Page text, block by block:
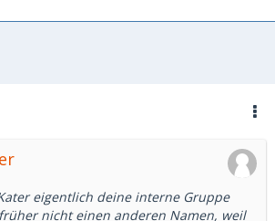
eigentlich deine interne Gruppe
nicht einen anderen Namen, weil